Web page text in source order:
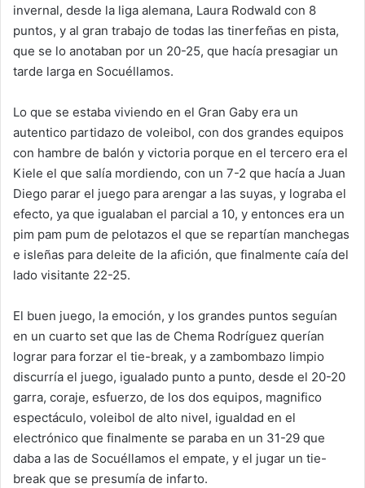
invernal, desde la liga alemana, Laura Rodwald con 8
puntos, y al gran trabajo de todas las tinerfeñas en pista,
que se lo anotaban por un 20-25, que hacía presagiar un
tarde larga en Socuéllamos.
Lo que se estaba viviendo en el Gran Gaby era un
autentico partidazo de voleibol, con dos grandes equipos
con hambre de balón y victoria porque en el tercero era el
Kiele el que salía mordiendo, con un 7-2 que hacía a Juan
Diego parar el juego para arengar a las suyas, y lograba el
efecto, ya que igualaban el parcial a 10, y entonces era un
pim pam pum de pelotazos el que se repartían manchegas
e isleñas para deleite de la afición, que finalmente caía del
lado visitante 22-25.
El buen juego, la emoción, y los grandes puntos seguían
en un cuarto set que las de Chema Rodríguez querían
lograr para forzar el tie-break, y a zambombazo limpio
discurría el juego, igualado punto a punto, desde el 20-20
garra, coraje, esfuerzo, de los dos equipos, magnifico
espectáculo, voleibol de alto nivel, igualdad en el
electrónico que finalmente se paraba en un 31-29 que
daba a las de Socuéllamos el empate, y el jugar un tie-
break que se presumía de infarto.